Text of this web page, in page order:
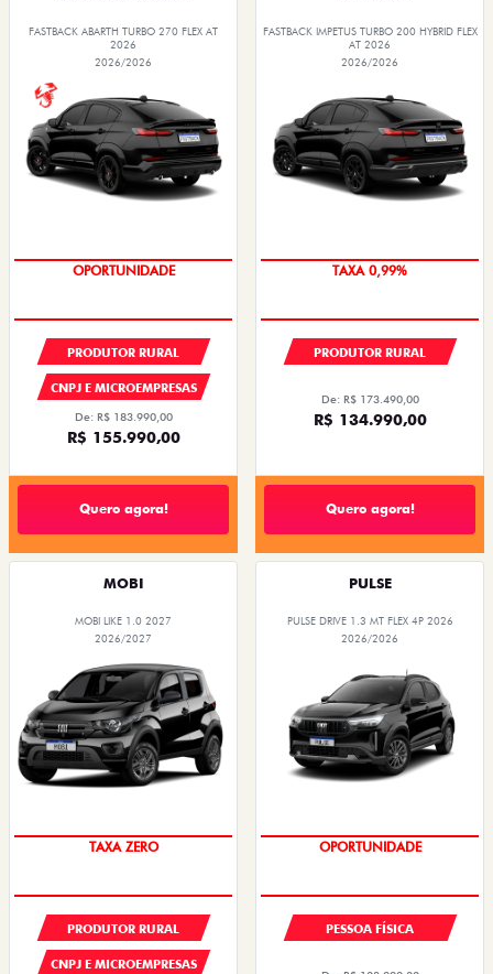
FASTBACK ABARTH TURBO 270 FLEX AT
2026
2026/2026
OPORTUNIDADE
PRODUTOR RURAL
CNPJ E MICROEMPRESAS
De: R$ 183.990,00
R$ 155.990,00
Quero agora!
FASTBACK IMPETUS TURBO 200 HYBRID FLEX
AT 2026
2026/2026
PRODUTOR RURAL
De: R$ 173.490,00
R$ 134.990,00
Quero agora!
MOBI
MOBI LIKE 1.0 2027
2026/2027
PRODUTOR RURAL
CNPJ E MICROEMPRESAS
PULSE
PULSE DRIVE 1.3 MT FLEX 4P 2026
2026/2026
PESSOA FÍSICA